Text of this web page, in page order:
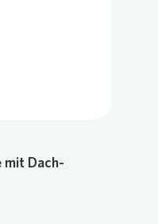
mit Dach-